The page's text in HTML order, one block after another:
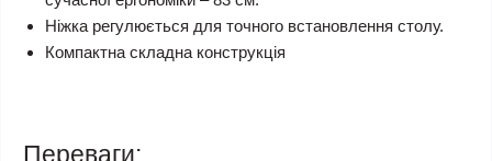
Ніжка регулюється для точного встановлення столу.
Компактна складна конструкція
Переваги: